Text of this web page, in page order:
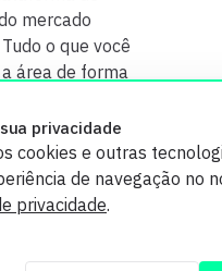
privacidade
cookies e outras
de navegação no
privacidade.
mercado
o que você
área de forma